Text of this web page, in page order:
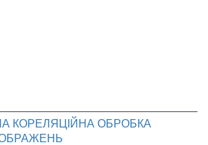
КОРЕЛЯЦІЙНА ОБРОБКА